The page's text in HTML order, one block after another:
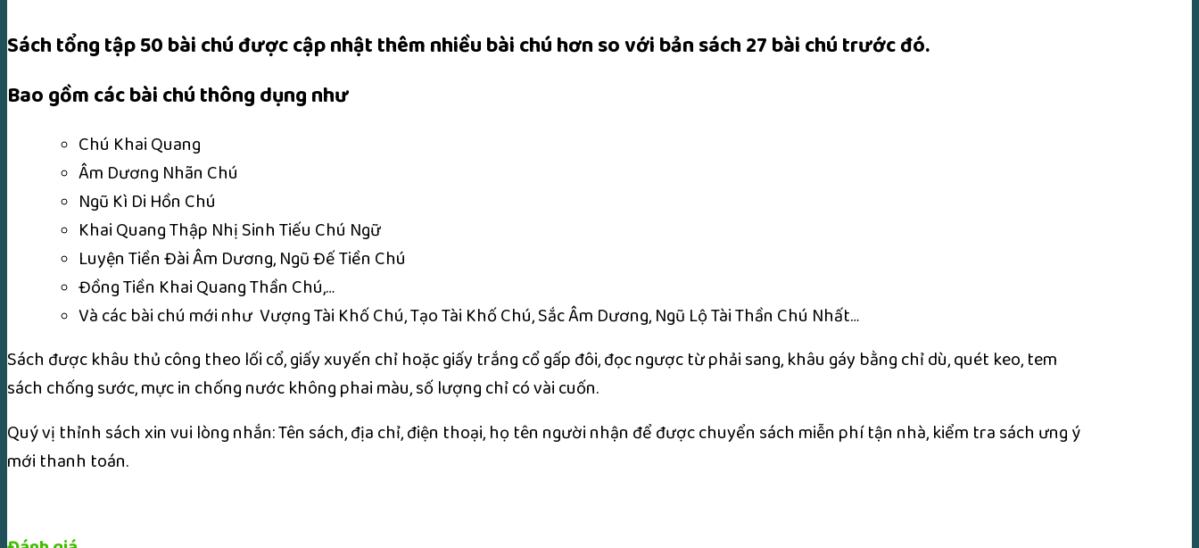
Sách tổng tập 50 bài chú được cập nhật thêm nhiều bài chú hơn so với bản sách 27 bài chú trước đó.
Bao gồm các bài chú thông dụng như
Chú Khai Quang
Âm Dương Nhãn Chú
Ngũ Kì Di Hồn Chú
Khai Quang Thập Nhị Sinh Tiếu Chú Ngữ
Luyện Tiền Đài Âm Dương, Ngũ Đế Tiền Chú
Đồng Tiền Khai Quang Thần Chú,…
Và các bài chú mới như Vượng Tài Khố Chú, Tạo Tài Khố Chú, Sắc Âm Dương, Ngũ Lộ Tài Thần Chú Nhất…
Sách được khâu thủ công theo lối cổ, giấy xuyến chỉ hoặc giấy trắng cổ gấp đôi, đọc ngược từ phải sang, khâu gáy bằng chỉ dù, quét keo, tem
sách chống sước, mực in chống nước không phai màu, số lượng chỉ có vài cuốn.
Quý vị thỉnh sách xin vui lòng nhắn: Tên sách, địa chỉ, điện thoại, họ tên người nhận để được chuyển sách miễn phí tận nhà, kiểm tra sách ưng ý
mới thanh toán.